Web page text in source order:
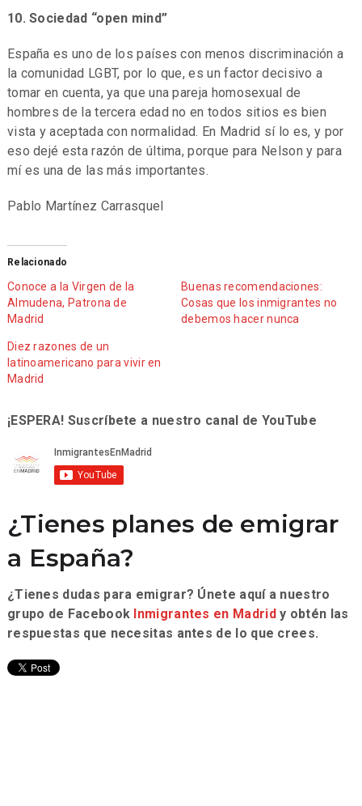
10. Sociedad “open mind”
España es uno de los países con menos discriminación a
la comunidad LGBT, por lo que, es un factor decisivo a
tomar en cuenta, ya que una pareja homosexual de
hombres de la tercera edad no en todos sitios es bien
vista y aceptada con normalidad. En Madrid sí lo es, y por
eso dejé esta razón de última, porque para Nelson y para
mí es una de las más importantes.
Pablo Martínez Carrasquel
Relacionado
Conoce a la Virgen de la
Almudena, Patrona de
Madrid
Buenas recomendaciones:
Cosas que los inmigrantes no
debemos hacer nunca
Diez razones de un
latinoamericano para vivir en
Madrid
¡ESPERA! Suscríbete a nuestro canal de YouTube
¿Tienes planes de emigrar
a España?
¿Tienes dudas para emigrar? Únete aquí a nuestro
grupo de Facebook Inmigrantes en Madridy obtén las
respuestas que necesitas antes de lo que crees.